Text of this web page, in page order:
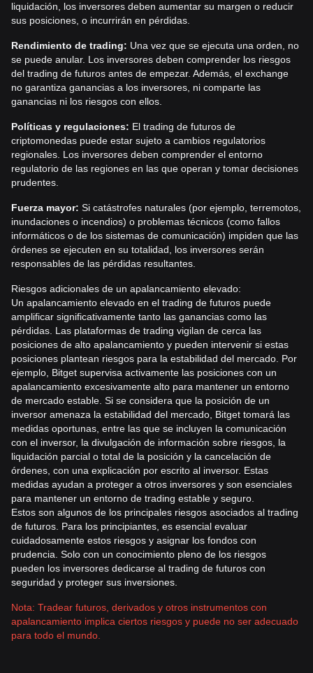
liquidación, los inversores deben aumentar su margen o reducir
sus posiciones, o incurrirán en pérdidas.
Rendimiento de trading: Una vez que se ejecuta una orden, no
se puede anular. Los inversores deben comprender los riesgos
del trading de futuros antes de empezar. Además, el exchange
no garantiza ganancias a los inversores, ni comparte las
ganancias ni los riesgos con ellos.
Políticas y regulaciones: El trading de futuros de
criptomonedas puede estar sujeto a cambios regulatorios
regionales. Los inversores deben comprender el entorno
regulatorio de las regiones en las que operan y tomar decisiones
prudentes.
Fuerza mayor: Si catástrofes naturales (por ejemplo, terremotos,
inundaciones o incendios) o problemas técnicos (como fallos
informáticos o de los sistemas de comunicación) impiden que las
órdenes se ejecuten en su totalidad, los inversores serán
responsables de las pérdidas resultantes.
Riesgos adicionales de un apalancamiento elevado:
Un apalancamiento elevado en el trading de futuros puede
amplificar significativamente tanto las ganancias como las
pérdidas. Las plataformas de trading vigilan de cerca las
posiciones de alto apalancamiento y pueden intervenir si estas
posiciones plantean riesgos para la estabilidad del mercado. Por
ejemplo, Bitget supervisa activamente las posiciones con un
apalancamiento excesivamente alto para mantener un entorno
de mercado estable. Si se considera que la posición de un
inversor amenaza la estabilidad del mercado, Bitget tomará las
medidas oportunas, entre las que se incluyen la comunicación
con el inversor, la divulgación de información sobre riesgos, la
liquidación parcial o total de la posición y la cancelación de
órdenes, con una explicación por escrito al inversor. Estas
medidas ayudan a proteger a otros inversores y son esenciales
para mantener un entorno de trading estable y seguro.
Estos son algunos de los principales riesgos asociados al trading
de futuros. Para los principiantes, es esencial evaluar
cuidadosamente estos riesgos y asignar los fondos con
prudencia. Solo con un conocimiento pleno de los riesgos
pueden los inversores dedicarse al trading de futuros con
seguridad y proteger sus inversiones.
Nota: Tradear futuros, derivados y otros instrumentos con
apalancamiento implica ciertos riesgos y puede no ser adecuado
para todo el mundo.